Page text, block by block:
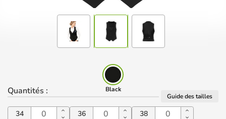
Black
Quantités : Guide des tailles
34 36
38